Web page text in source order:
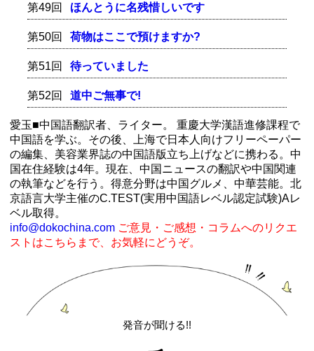
第49回 ほんとうに名残惜しいです
第50回 荷物はここで預けますか?
第51回 待っていました
第52回 道中ご無事で!
愛玉■中国語翻訳者、ライター。 重慶大学漢語進修課程で
中国語を学ぶ。その後、上海で日本人向けフリーペーパー
の編集、美容業界誌の中国語版立ち上げなどに携わる。中
国在住経験は4年。現在、中国ニュースの翻訳や中国関連
の執筆などを行う。得意分野は中国グルメ、中華芸能。北
京語言大学主催のC.TEST(実用中国語レベル認定試験)Aレ
ベル取得。
info@dokochina.com ご意見・ご感想・コラムへのリクエ
ストはこちらまで、お気軽にどうぞ。
発音が聞ける!!